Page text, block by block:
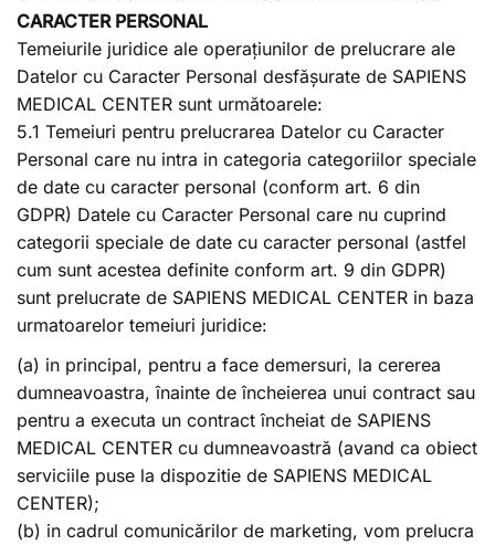
CARACTER PERSONAL
Temeiurile juridice ale operațiunilor de prelucrare ale
Datelor cu Caracter Personal desfășurate de SAPIENS
MEDICAL CENTER sunt următoarele:
5.1 Temeiuri pentru prelucrarea Datelor cu Caracter
Personal care nu intra in categoria categoriilor speciale
de date cu caracter personal (conform art. 6 din
GDPR) Datele cu Caracter Personal care nu cuprind
categorii speciale de date cu caracter personal (astfel
cum sunt acestea definite conform art. 9 din GDPR)
sunt prelucrate de SAPIENS MEDICAL CENTER in baza
urmatoarelor temeiuri juridice:
(a) in principal, pentru a face demersuri, la cererea
dumneavoastra, înainte de încheierea unui contract sau
pentru a executa un contract încheiat de SAPIENS
MEDICAL CENTER cu dumneavoastră (avand ca obiect
serviciile puse la dispozitie de SAPIENS MEDICAL
CENTER);
(b) in cadrul comunicărilor de marketing, vom prelucra